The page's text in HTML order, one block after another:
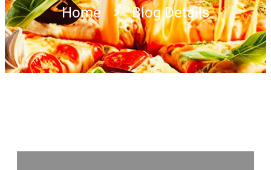
Home Blog Details